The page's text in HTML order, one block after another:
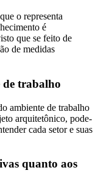
o representa
é
que se feito de
de medidas
de trabalho
ambiente de trabalho
arquitetônico, pode-
cada setor e suas
quanto aos